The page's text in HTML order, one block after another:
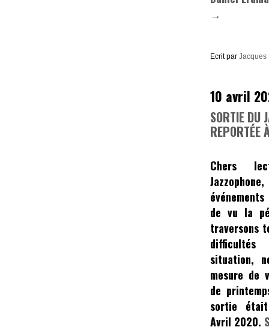
→
Ecrit par Jacques
10 avril
SORTIE DU
REPORTÉE
Chers
Jazzophone,
de vu la
traversons
situation,
mesure de
de
sortie était
Avril 2020.